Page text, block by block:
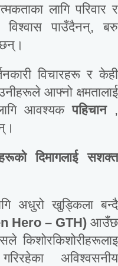
लागि परिवार र
विश्वास पाउँदैनन्, बरु
विचारहरू र केही
आफ्नो क्षमतालाई
लागि आवश्यकपहिचान,
दिमागलाई
सशक्त
अधुरो खुड्किला बन्दै
Hero – GTH) आउँछ
किशोरकिशोरीहरूलाइ
अविश्वसनीय